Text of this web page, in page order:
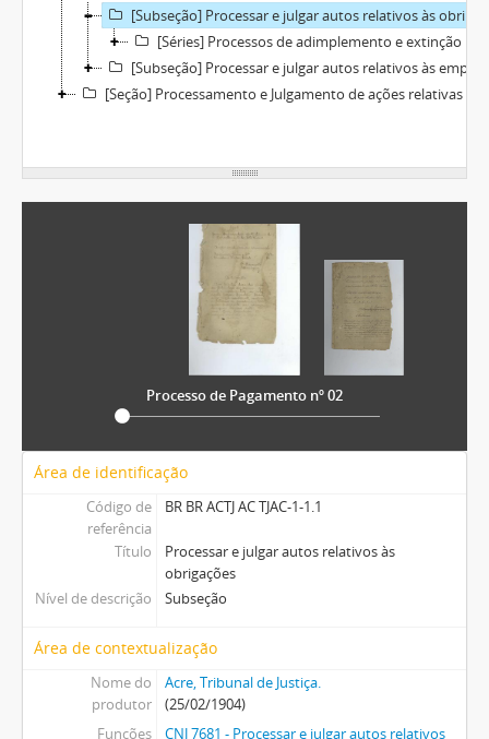
[Subseção] Processar e julgar autos relativos às obrigações
[Séries] Processos de adimplemento e extinção por pagamento
[Subseção] Processar e julgar autos relativos às empresas
[Seção] Processamento e Julgamento de ações relativas ao direito penal
Processo de Pagamento nº 02
Área de identificação
Código de
referência
BR BR ACTJ AC TJAC-1-1.1
Título
Processar e julgar autos relativos às
obrigações
Nível de descrição
Subseção
Área de contextualização
Nome do
produtor
Acre, Tribunal de Justiça.
(25/02/1904)
Funções
CNJ 7681 - Processar e julgar autos relativos